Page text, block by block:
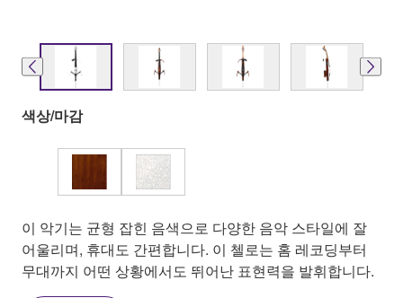
색상/마감
이 악기는 균형 잡힌 음색으로 다양한 음악 스타일에 잘
어울리며, 휴대도 간편합니다. 이 첼로는 홈 레코딩부터
무대까지 어떤 상황에서도 뛰어난 표현력을 발휘합니다.